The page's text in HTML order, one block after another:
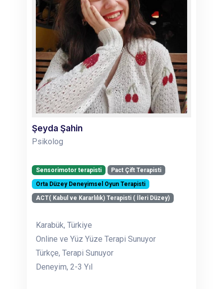
Şeyda Şahin
Psikolog
Sensorimotor terapisti
Pact Çift Terapisti
Orta Düzey Deneyimsel Oyun Terapisti
ACT( Kabul ve Kararlılık) Terapisti ( İleri Düzey)
Karabük, Türkiye
Online ve Yüz Yüze Terapi Sunuyor
Türkçe, Terapi Sunuyor
Deneyim, 2-3 Yıl